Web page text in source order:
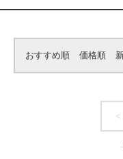
おすすめ順 価格順
<